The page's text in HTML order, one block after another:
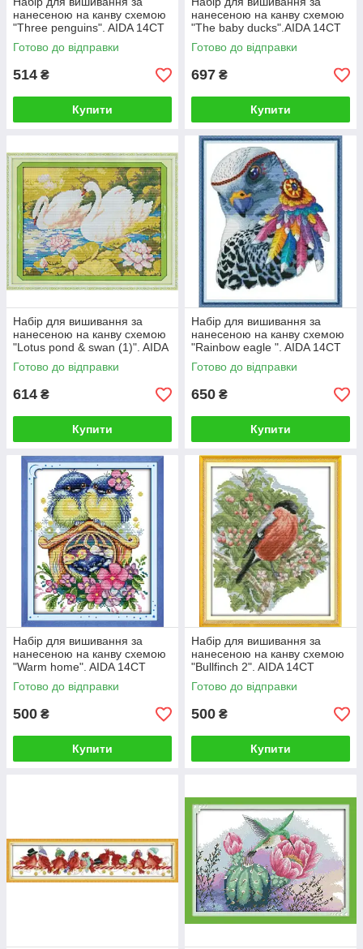
нанесеною на канву схемою
"Three penguins". AIDA 14CT
printed, 27*27 см
Готово до відправки
514 ₴
Купити
нанесеною на канву схемою
"The baby ducks".AIDA 14CT
printed, 46*30 см
Готово до відправки
697 ₴
Купити
Набір для вишивання за
нанесеною на канву схемою
"Lotus pond & swan (1)". AIDA
14CT printed 38*32 см
Готово до відправки
614 ₴
Купити
Набір для вишивання за
нанесеною на канву схемою
"Rainbow eagle ". AIDA 14CT
printed , 34*40 см
Готово до відправки
650 ₴
Купити
Набір для вишивання за
нанесеною на канву схемою
"Warm home". AIDA 14CT
printed 22*29 см
Готово до відправки
500 ₴
Купити
Набір для вишивання за
нанесеною на канву схемою
"Bullfinch 2". AIDA 14CT
printed 27*32 см
Готово до відправки
500 ₴
Купити